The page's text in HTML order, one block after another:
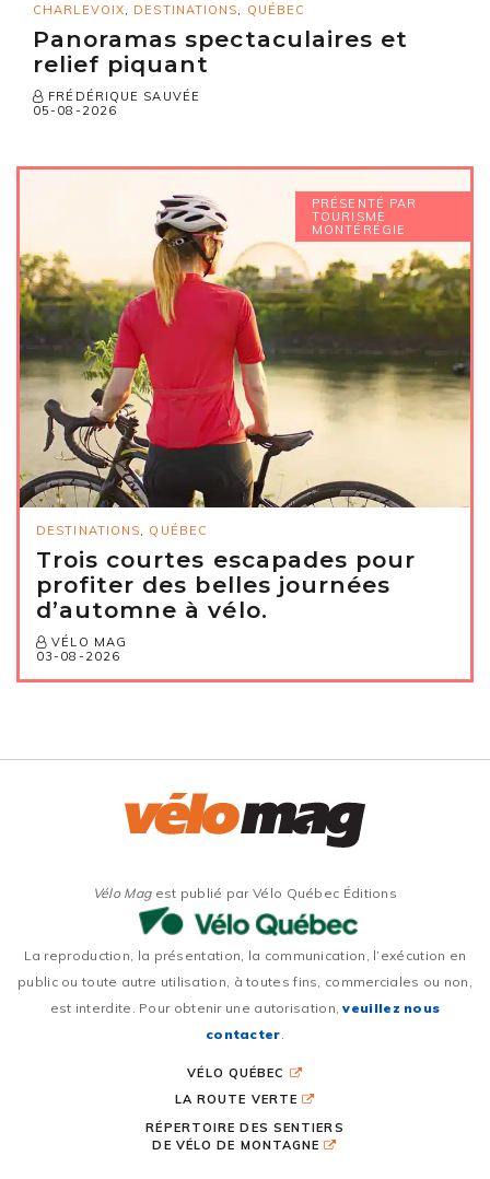
CHARLEVOIX DESTINATIONS QUÉBEC
Panoramas spectaculaires et
relief piquant
FRÉDÉRIQUE SAUVÉE
05-08-2026
PRÉSENTÉ PAR
TOURISME
MONTÉRÉGIE
DESTINATIONS QUÉBEC
Trois courtes escapades pour
profiter des belles journées
d’automne à vélo.
VÉLO MAG
03-08-2026
Vélo Magest publié par Vélo Québec Éditions
La reproduction, la présentation, la communication, l’exécution en
public ou toute autre utilisation, à toutes fins, commerciales ou non,
est interdite. Pour obtenir une autorisation,veuillez nous
contacter
VÉLO QUÉBEC
LA ROUTE VERTE
RÉPERTOIRE DES SENTIERS
DE VÉLO DE MONTAGNE